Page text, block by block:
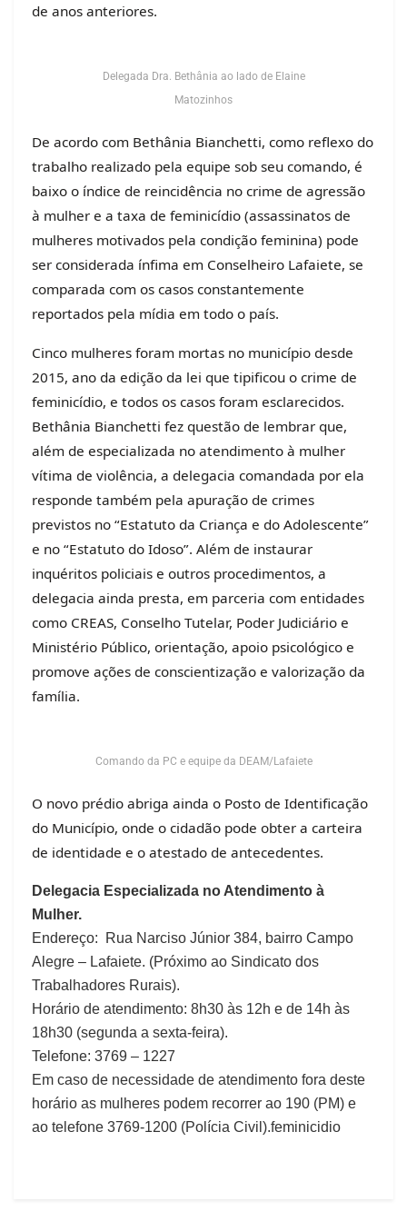
de anos anteriores.
Delegada Dra. Bethânia ao lado de Elaine
Matozinhos
De acordo com Bethânia Bianchetti, como reflexo do
trabalho realizado pela equipe sob seu comando, é
baixo o índice de reincidência no crime de agressão
à mulher e a taxa de feminicídio (assassinatos de
mulheres motivados pela condição feminina) pode
ser considerada ínfima em Conselheiro Lafaiete, se
comparada com os casos constantemente
reportados pela mídia em todo o país.
Cinco mulheres foram mortas no município desde
2015, ano da edição da lei que tipificou o crime de
feminicídio, e todos os casos foram esclarecidos.
Bethânia Bianchetti fez questão de lembrar que,
além de especializada no atendimento à mulher
vítima de violência, a delegacia comandada por ela
responde também pela apuração de crimes
previstos no “Estatuto da Criança e do Adolescente”
e no “Estatuto do Idoso”. Além de instaurar
inquéritos policiais e outros procedimentos, a
delegacia ainda presta, em parceria com entidades
como CREAS, Conselho Tutelar, Poder Judiciário e
Ministério Público, orientação, apoio psicológico e
promove ações de conscientização e valorização da
família.
Comando da PC e equipe da DEAM/Lafaiete
O novo prédio abriga ainda o Posto de Identificação
do Município, onde o cidadão pode obter a carteira
de identidade e o atestado de antecedentes.
Delegacia Especializada no Atendimento à
Mulher.
Endereço: Rua Narciso Júnior 384, bairro Campo
Alegre – Lafaiete. (Próximo ao Sindicato dos
Trabalhadores Rurais).
Horário de atendimento: 8h30 às 12h e de 14h às
18h30 (segunda a sexta-feira).
Telefone: 3769 – 1227
Em caso de necessidade de atendimento fora deste
horário as mulheres podem recorrer ao 190 (PM) e
ao telefone 3769-1200 (Polícia Civil).feminicidio